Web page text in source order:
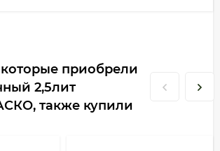
приобрели
2,5лит
также купили